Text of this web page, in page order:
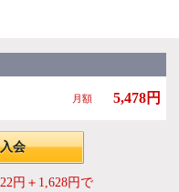
月額 5,478円
会
円＋1,628円で